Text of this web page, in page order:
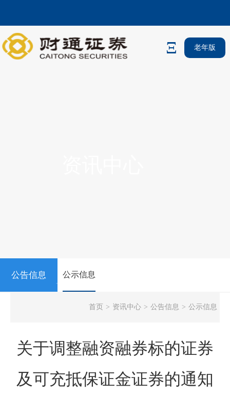
老年版
公告信息
NEWS
公示信息
首页 > 资讯中心 > 公告信息 > 公示信息
关于调整融资融券标的证券
及可充抵保证金证券的通知